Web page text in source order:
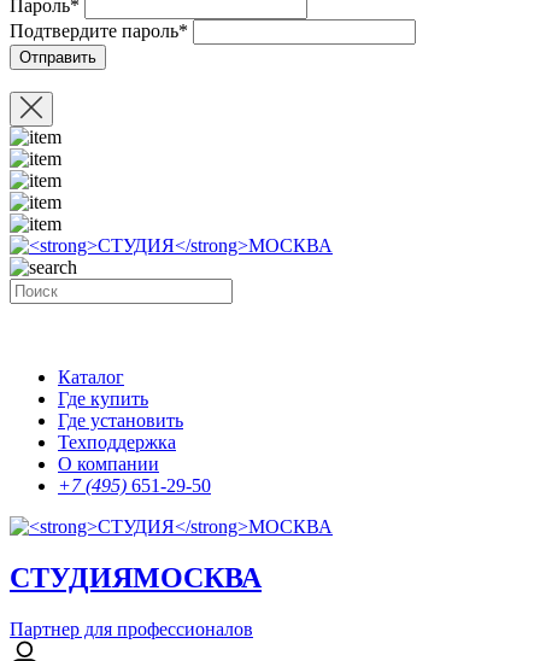
Пароль*
Подтвердите пароль*
Каталог
Где купить
Где установить
Техподдержка
О компании
+7 (495) 651-29-50
СТУДИЯМОСКВА
Партнер для профессионалов